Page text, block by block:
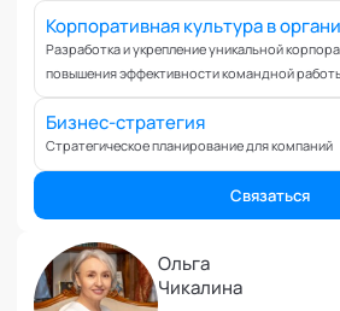
когнитивно-поведенческой
ассоциации схематерапевтов, член
Корпоративная культура в
Разработка и укрепление уникальной
повышения эффективности командной
Бизнес-стратегия
Стратегическое планирование для компаний
Связаться
Ольга
Чикалина